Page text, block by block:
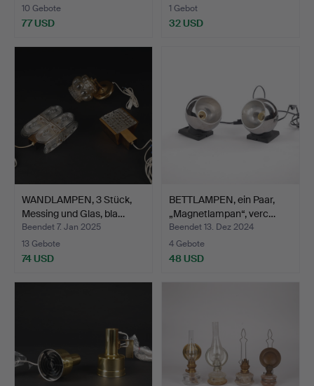
10 Gebote
77 USD
1 Gebot
32 USD
WANDLAMPEN, 3 Stück,
Messing und Glas, bla…
Beendet 7. Jan 2025
13 Gebote
74 USD
BETTLAMPEN, ein Paar,
„Magnetlampan“, verc…
Beendet 13. Dez 2024
4 Gebote
48 USD